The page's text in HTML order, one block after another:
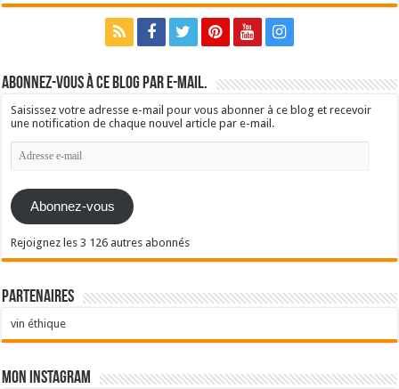
Abonnez-vous à ce blog par e-mail.
Saisissez votre adresse e-mail pour vous abonner à ce blog et recevoir
une notification de chaque nouvel article par e-mail.
Adresse
e-
Abonnez-vous
Rejoignez les 3 126 autres abonnés
Partenaires
vin éthique
Mon Instagram